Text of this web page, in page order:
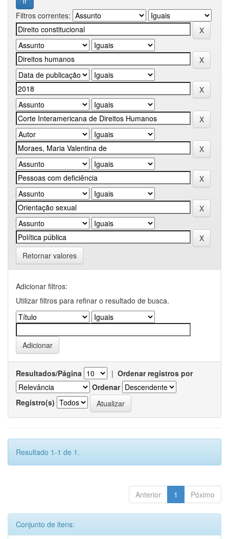
Filtros correntes:
Retornar valores
Adicionar filtros:
Utilizar filtros para refinar o resultado de busca.
Resultados/Página | Ordenar registros por
Ordenar
Registro(s)
Resultado 1-1 de 1.
Anterior 1 Póximo
Conjunto de itens: